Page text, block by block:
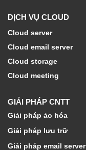
DỊCH VỤ CLOUD
Cloud server
Cloud email server
Cloud storage
Cloud meeting
GIẢI PHÁP CNTT
Giải pháp ảo hóa
Giải pháp lưu trữ
Giải pháp email server